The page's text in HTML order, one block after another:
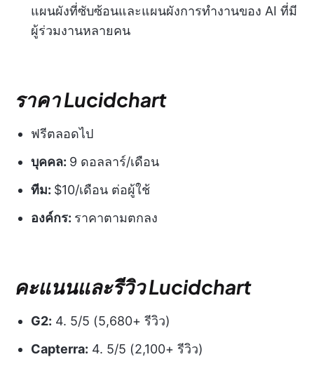
แผนผังที่ซับซ้อนและแผนผังการทำงานของ AI ที่มี
ผู้ร่วมงานหลายคน
ราคา Lucidchart
ฟรีตลอดไป
บุคคล: 9 ดอลลาร์/เดือน
ทีม: $10/เดือน ต่อผู้ใช้
องค์กร: ราคาตามตกลง
คะแนนและรีวิว Lucidchart
G2: 4. 5/5 (5,680+ รีวิว)
Capterra: 4. 5/5 (2,100+ รีวิว)